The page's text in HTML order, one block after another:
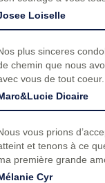
Loiselle
plus sinceres
chemin que nous
vous de tout
Dicaire
vous prions
et tenons à ce
première grande
Cyr